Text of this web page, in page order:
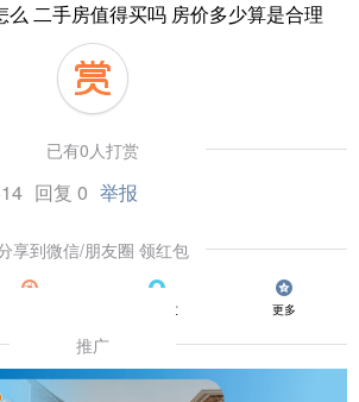
么 二手房值得买吗 房价多少算是合理
已有0人打赏
回复 0 举报
享到微信/朋友圈 领红包
QQ好友 更多
推广